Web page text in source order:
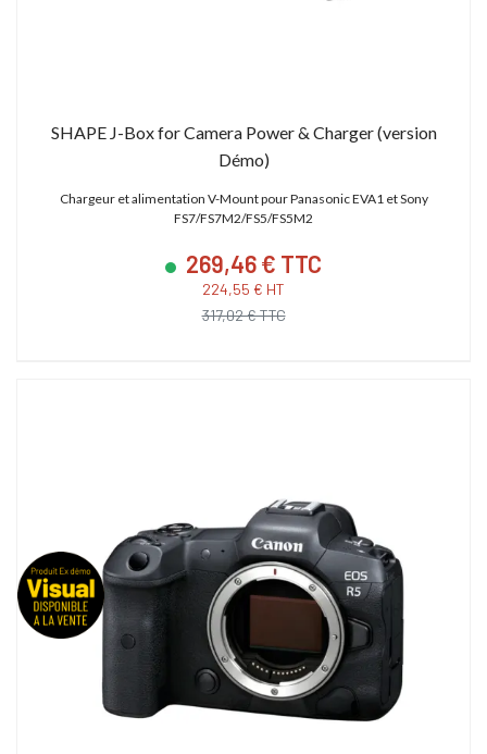
SHAPE J-Box for Camera Power & Charger (version
Démo)
Chargeur et alimentation V-Mount pour Panasonic EVA1 et Sony
FS7/FS7M2/FS5/FS5M2
269,46 € TTC
224,55 € HT
317,02 € TTC